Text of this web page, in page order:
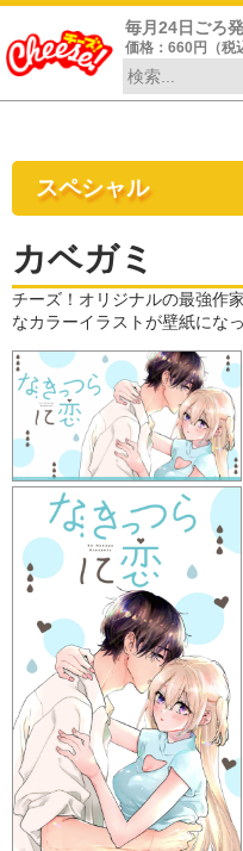
毎月24日ごろ
価格：660円（税
スペシャル
カベガミ
チーズ！オリジナルの最強作
なカラーイラストが壁紙にな